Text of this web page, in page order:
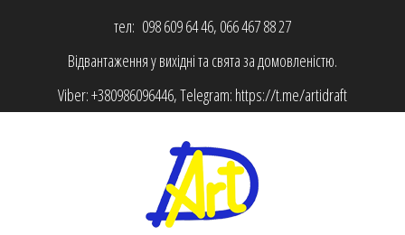
тел: 098 609 64 46, 066 467 88 27
Відвантаження у вихідні та свята за домовленістю.
Viber:+380986096446, Telegram: https://t.me/artidraft